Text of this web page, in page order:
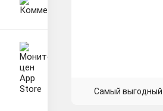
Самый выгодный